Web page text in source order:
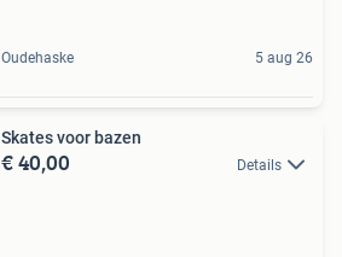
Oudehaske 5 aug 26
Skates voor bazen
€ 40,00 Details